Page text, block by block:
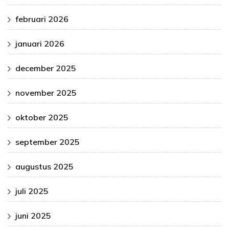
februari 2026
januari 2026
december 2025
november 2025
oktober 2025
september 2025
augustus 2025
juli 2025
juni 2025